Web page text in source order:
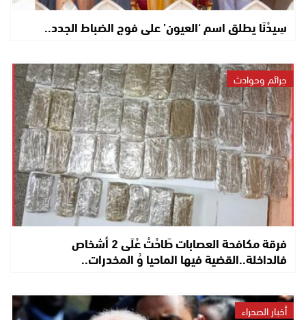
سِيدْنَا يطلق اسم ‘العيون’ على فوج الضباط الجدد..
جرائم وحوادث
فرقة مكافحة العصابات طَاحْتْ عْلَى 2 أشخاص
فالداخلة..القضية فيها الماحيا وُ المخدرات..
أخبار الصحراء